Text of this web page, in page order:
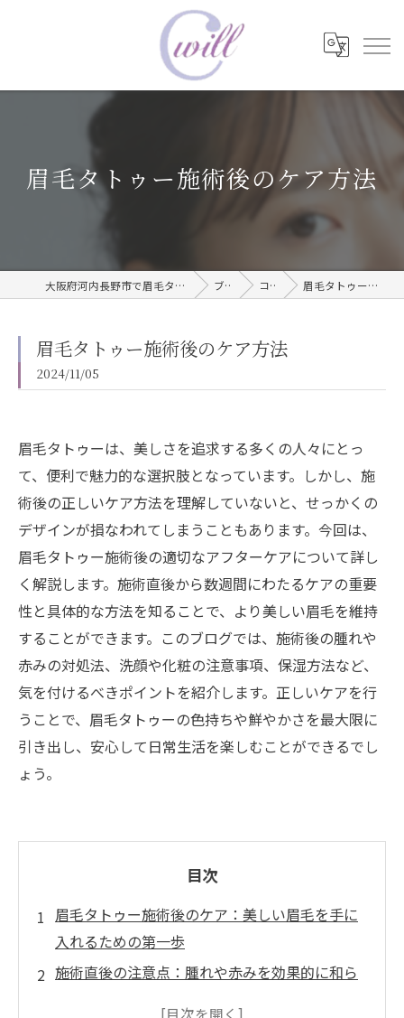
眉毛タトゥー施術後のケア方法
大阪府河内長野市で眉毛タトゥーならwill care サロン ブログ コラム 眉毛タトゥー施術後のケア方法
眉毛タトゥー施術後のケア方法
2024/11/05
眉毛タトゥーは、美しさを追求する多くの人々にとっ
て、便利で魅力的な選択肢となっています。しかし、施
術後の正しいケア方法を理解していないと、せっかくの
デザインが損なわれてしまうこともあります。今回は、
眉毛タトゥー施術後の適切なアフターケアについて詳し
く解説します。施術直後から数週間にわたるケアの重要
性と具体的な方法を知ることで、より美しい眉毛を維持
することができます。このブログでは、施術後の腫れや
赤みの対処法、洗顔や化粧の注意事項、保湿方法など、
気を付けるべきポイントを紹介します。正しいケアを行
うことで、眉毛タトゥーの色持ちや鮮やかさを最大限に
引き出し、安心して日常生活を楽しむことができるでし
ょう。
目次
眉毛タトゥー施術後のケア：美しい眉毛を手に
入れるための第一歩
施術直後の注意点：腫れや赤みを効果的に和ら